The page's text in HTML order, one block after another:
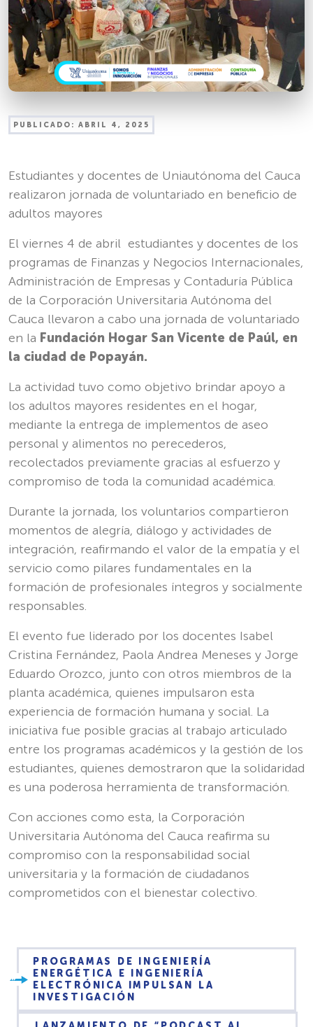
PUBLICADO: ABRIL 4, 2025
Estudiantes y docentes de Uniautónoma del Cauca
realizaron jornada de voluntariado en beneficio de
adultos mayores
El viernes 4 de abril estudiantes y docentes de los
programas de Finanzas y Negocios Internacionales,
Administración de Empresas y Contaduría Pública
de la Corporación Universitaria Autónoma del
Cauca llevaron a cabo una jornada de voluntariado
en la Fundación Hogar San Vicente de Paúl, en
la ciudad de Popayán.
La actividad tuvo como objetivo brindar apoyo a
los adultos mayores residentes en el hogar,
mediante la entrega de implementos de aseo
personal y alimentos no perecederos,
recolectados previamente gracias al esfuerzo y
compromiso de toda la comunidad académica.
Durante la jornada, los voluntarios compartieron
momentos de alegría, diálogo y actividades de
integración, reafirmando el valor de la empatía y el
servicio como pilares fundamentales en la
formación de profesionales íntegros y socialmente
responsables.
El evento fue liderado por los docentes Isabel
Cristina Fernández, Paola Andrea Meneses y Jorge
Eduardo Orozco, junto con otros miembros de la
planta académica, quienes impulsaron esta
experiencia de formación humana y social. La
iniciativa fue posible gracias al trabajo articulado
entre los programas académicos y la gestión de los
estudiantes, quienes demostraron que la solidaridad
es una poderosa herramienta de transformación.
Con acciones como esta, la Corporación
Universitaria Autónoma del Cauca reafirma su
compromiso con la responsabilidad social
universitaria y la formación de ciudadanos
comprometidos con el bienestar colectivo.
PROGRAMAS DE INGENIERÍA
ENERGÉTICA E INGENIERÍA
ELECTRÓNICA IMPULSAN LA
INVESTIGACIÓN